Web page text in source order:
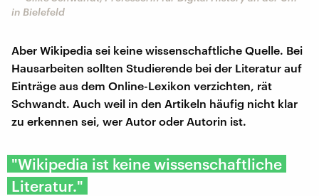
in Bielefeld
Aber Wikipedia sei keine wissenschaftliche Quelle. Bei
Hausarbeiten sollten Studierende bei der Literatur auf
Einträge aus dem Online-Lexikon verzichten, rät
Schwandt. Auch weil in den Artikeln häufig nicht klar
zu erkennen sei, wer Autor oder Autorin ist.
"Wikipedia ist keine wissenschaftliche
Literatur."